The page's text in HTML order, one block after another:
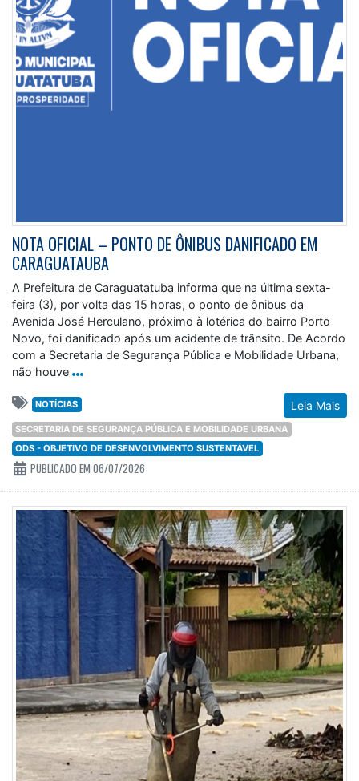
NOTA OFICIAL – PONTO DE ÔNIBUS DANIFICADO EM
CARAGUATAUBA
A Prefeitura de Caraguatatuba informa que na última sexta-
feira (3), por volta das 15 horas, o ponto de ônibus da
Avenida José Herculano, próximo à lotérica do bairro Porto
Novo, foi danificado após um acidente de trânsito. De Acordo
com a Secretaria de Segurança Pública e Mobilidade Urbana,
não houve
Leia Mais
NOTÍCIAS
SECRETARIA DE SEGURANÇA PÚBLICA E MOBILIDADE URBANA
ODS - OBJETIVO DE DESENVOLVIMENTO SUSTENTÁVEL
PUBLICADO EM 06/07/2026